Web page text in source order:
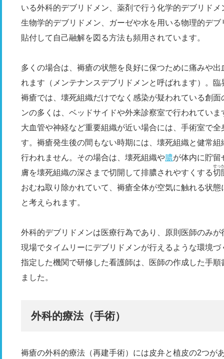
いる外科的デブリドメン、薬剤で行う化学的デブリド
生物学的デブリドメン、ガーゼや水を用いる物理的デ
貼付して自己融解を図る方法も頻用されています。
多くの場合は、褥瘡の状態を良好に保つために痛みや
れます（メンテナンスデブリドメンと呼ばれます）。
褥瘡では、壊死組織だけでなく感染が疑われている創
ンの多くは、ベッドサイドや外来診察室で行われてい
大血管や神経など重要組織が近い場合には、手術室で
す。褥瘡発生後の間もない時期には、壊死組織と健常
行われません。その場合は、壊死組織や膿が体内に貯留
膚を壊死組織の深さまで切開して排膿されやすくする切
せっ
おむね取り除かれていて、褥瘡全体が空気に触れる状
と考えられます。
外科的デブリドメンは医療行為であり、原則医師のみ
現場でタイムリーにデブリドメンが行えるような環境
指定した機関で研修した看護師は、医師の作成した手
ました。
外科的療法（手術）
褥瘡の外科的療法（再建手術）には皮弁と植皮の2つが